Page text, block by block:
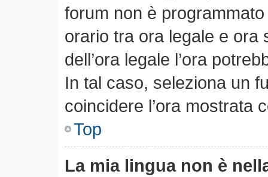
forum non è
orario tra ora legale e ora
dell’ora legale l’ora
In tal caso, seleziona un
coincidere l’ora mostrata
Top
La mia lingua non è